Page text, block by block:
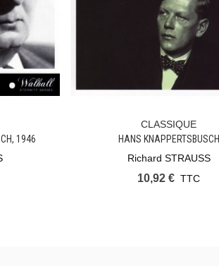
1946
Ajouter Au Panier
CLASSIQUE
HANS KNAPPERTSBUSCH
Richard STRAUSS
10,92 € TTC